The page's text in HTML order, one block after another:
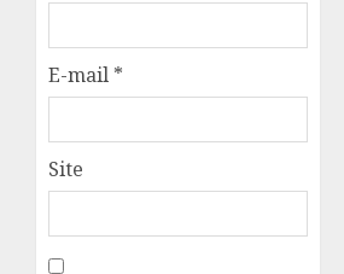
E-mail *
Site